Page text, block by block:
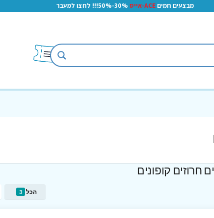
מבצעים חמיםACE-אייס 30%-50%!!! לחצו למעבר
חרוזים קופונים
הכל 3